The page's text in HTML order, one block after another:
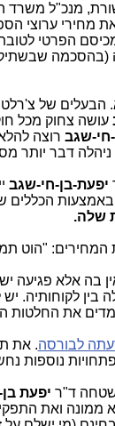
מנכ"ל משרד
ל-60 מיליון ש"ח
(בהסכמה
הבעלים של
עושה צחוק מכל
חי-שגב רוצה
דבר יותר
יפעת-בן-חי-שגב
הכללים
שלה.
המחירים: "הוט
בה אלא פגיעה
בין
את החלטות
לבורסה. את
נוספות
ד"ר יפעת